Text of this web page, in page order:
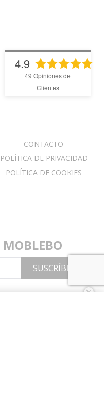
4.9
49 Opiniones de
Clientes
CONTACTO
POLÍTICA DE PRIVACIDAD
POLÍTICA DE COOKIES
MOBLEBO